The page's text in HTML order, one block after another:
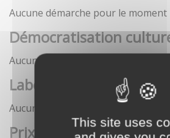
This site uses
Aucune démarche pour le moment
Démocratisation
Aucune démarche pour le moment
Labels
Aucune démarche pour le moment
Prix